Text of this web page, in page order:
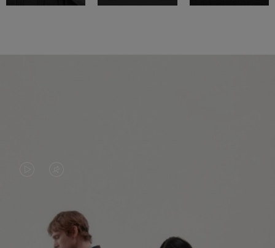
N'EST
DE